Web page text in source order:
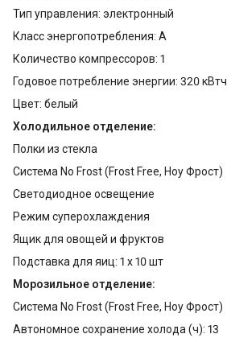
Тип управления: электронный
Класс энергопотребления: A
Количество компрессоров: 1
Годовое потребление энергии: 320 кВтч
Цвет: белый
Холодильное отделение:
Полки из стекла
Система No Frost (Frost Free, Ноу Фрост)
Светодиодное освещение
Режим суперохлаждения
Ящик для овощей и фруктов
Подставка для яиц: 1 х 10 шт
Морозильное отделение:
Система No Frost (Frost Free, Ноу Фрост)
Автономное сохранение холода (ч): 13